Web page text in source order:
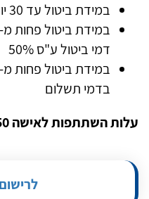
במידת ביטול עד 30 יום לפני התאריך ללא דמי ביטול
דמי ביטול ע"ס 50%
בדמי תשלום
עלות השתתפות לאישה 850 ש”ח בלבד!